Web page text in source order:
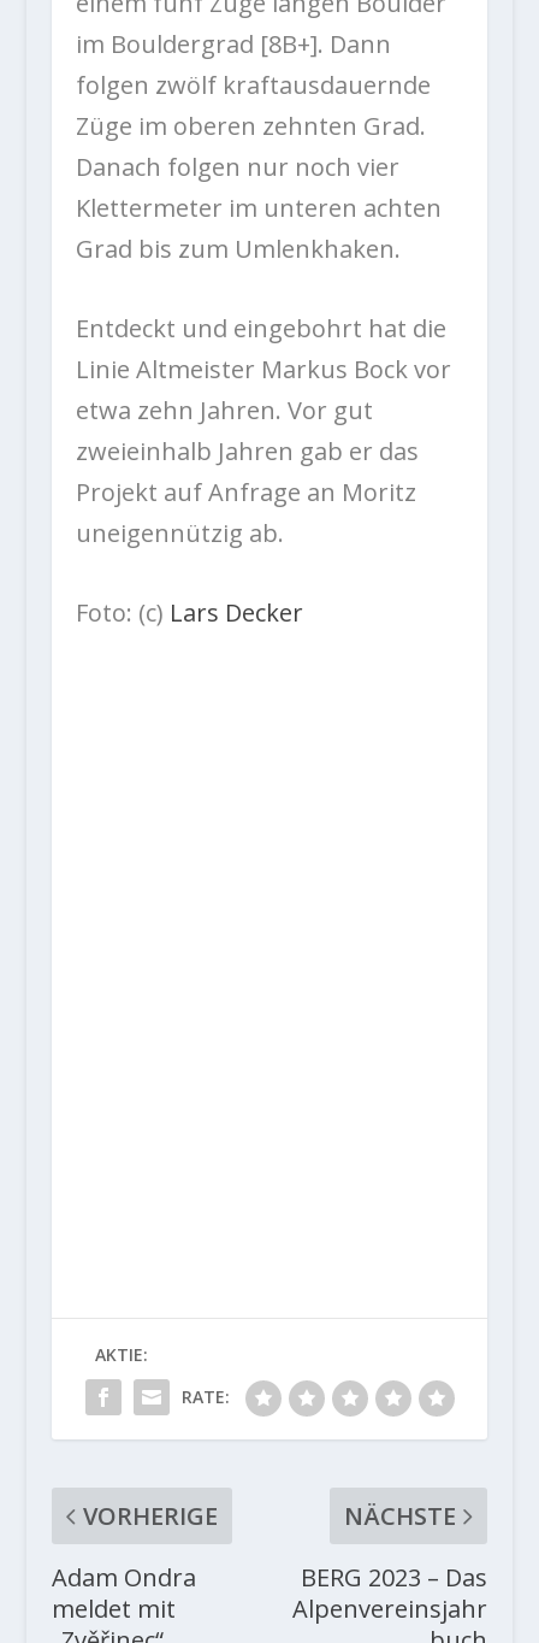
im Bouldergrad [8B+]. Dann
folgen zwölf kraftausdauernde
Züge im oberen zehnten Grad.
Danach folgen nur noch vier
Klettermeter im unteren achten
Grad bis zum Umlenkhaken.
Entdeckt und eingebohrt hat die
Linie Altmeister Markus Bock vor
etwa zehn Jahren. Vor gut
zweieinhalb Jahren gab er das
Projekt auf Anfrage an Moritz
uneigennützig ab.
Foto: (c) Lars Decker
AKTIE:
RATE:
VORHERIGE
Adam Ondra
meldet mit
NÄCHSTE
BERG 2023 – Das
Alpenvereinsjahr